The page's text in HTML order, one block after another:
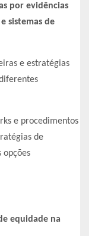
por evidências
sistemas de
e estratégias
e procedimentos
de
opções
equidade na